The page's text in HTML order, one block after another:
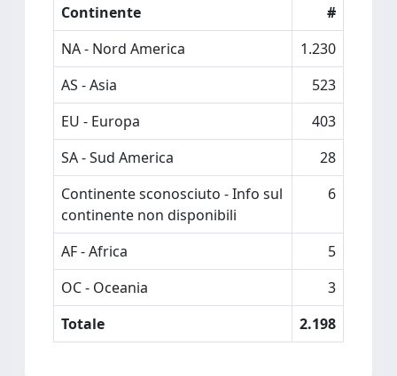
Continente
#
NA - Nord America
1.230
AS - Asia
523
EU - Europa
403
SA - Sud America
28
Continente sconosciuto - Info sul
continente non disponibili
6
AF - Africa
5
OC - Oceania
3
Totale
2.198